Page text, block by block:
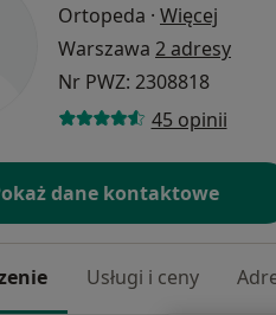
Ortopeda · Więcej
Warszawa 2 adresy
Nr PWZ: 2308818
45 opinii
dane kontaktowe
Usługi i ceny